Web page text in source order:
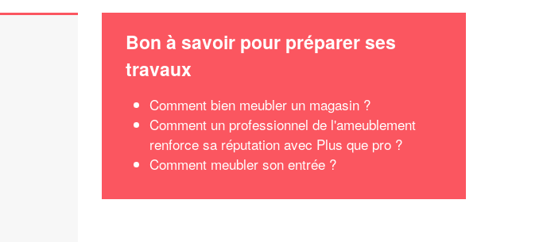
Bon à savoir pour préparer ses
travaux
Comment bien meubler un magasin ?
Comment un professionnel de l'ameublement
renforce sa réputation avec Plus que pro ?
Comment meubler son entrée ?